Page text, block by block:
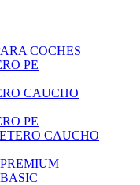
COCHES
PE
CAUCHO
PE
CAUCHO